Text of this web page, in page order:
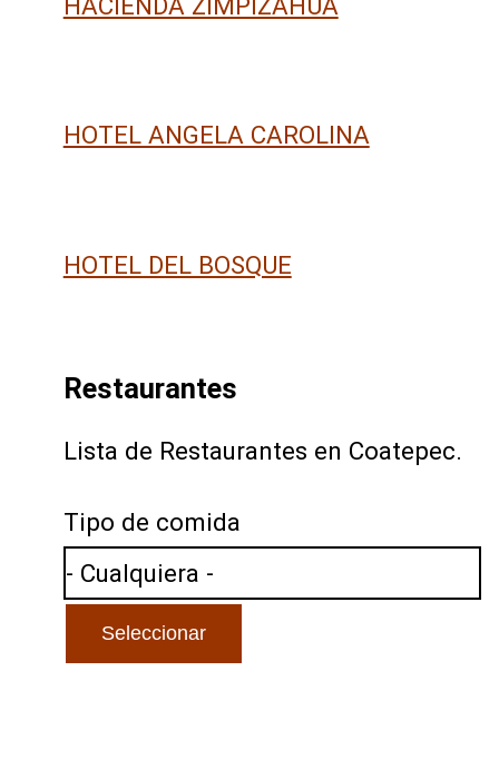
HOTEL ANGELA CAROLINA
HOTEL DEL BOSQUE
Restaurantes
Lista de Restaurantes en Coatepec.
Tipo de comida